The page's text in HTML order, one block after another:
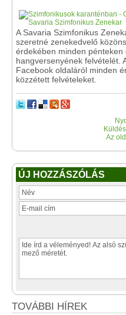
A Savaria Szimfonikus
szeretné zenekedvelő
érdekében minden
hangversenyének felvételét.
Facebook oldaláról minden
közzétett felvételeket.
Az
ÚJ HOZZÁSZÓLÁS
TOVÁBBI HÍREK